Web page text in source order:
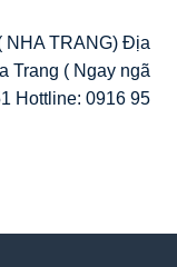
NHA TRANG) Địa
Trang ( Ngay ngã
Hottline: 0916 95